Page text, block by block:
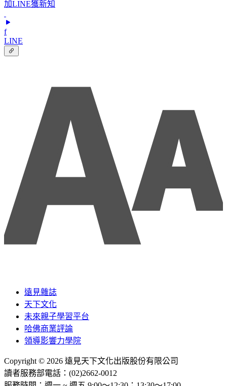
加LINE獲新知
f
LINE
遠見雜誌
天下文化
未來親子學習平台
哈佛商業評論
領導影響力學院
Copyright © 2026 遠見天下文化出版股份有限公司
讀者服務部電話：(02)2662-0012